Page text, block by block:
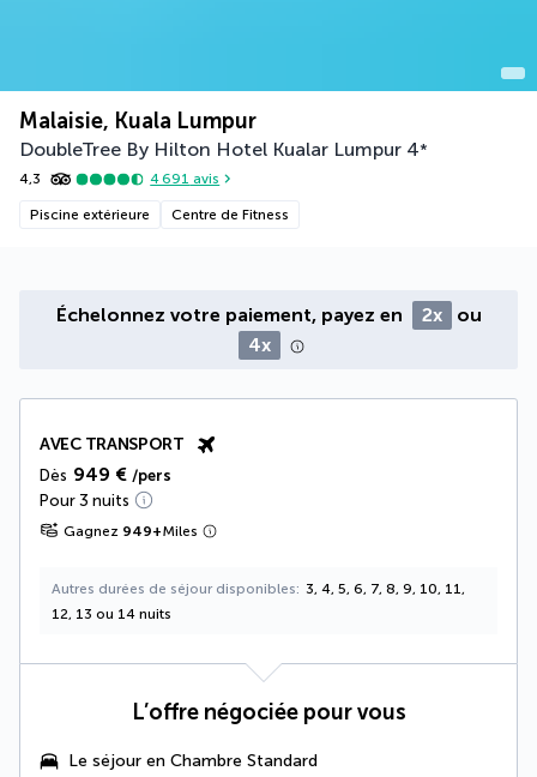
Malaisie, Kuala Lumpur
DoubleTree By Hilton Hotel Kualar Lumpur 4*
4,3 4 691 avis
Piscine extérieure Centre de Fitness
Échelonnez votre paiement, payez en 2x
ou
4x
AVEC TRANSPORT
Dès 949 € /pers
Pour 3 nuits
Gagnez 949+Miles
Autres durées de séjour disponibles
3, 4, 5, 6, 7, 8, 9, 10, 11,
12, 13 ou 14 nuits
L’offre négociée pour vous
Le séjour en Chambre Standard